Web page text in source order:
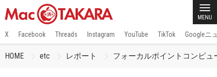
MENU
X Facebook Threads Instagram YouTube TikTok Googleニ
HOME etc レポート フォーカルポイントコンピ